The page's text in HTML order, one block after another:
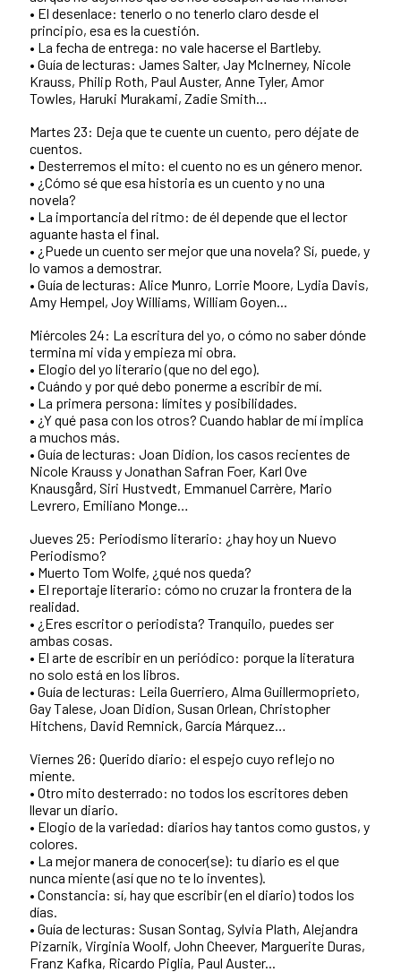
• El desenlace: tenerlo o no tenerlo claro desde el
principio, esa es la cuestión.
• La fecha de entrega: no vale hacerse el Bartleby.
• Guía de lecturas: James Salter, Jay McInerney, Nicole
Krauss, Philip Roth, Paul Auster, Anne Tyler, Amor
Towles, Haruki Murakami, Zadie Smith…
Martes 23: Deja que te cuente un cuento, pero déjate de
cuentos.
• Desterremos el mito: el cuento no es un género menor.
• ¿Cómo sé que esa historia es un cuento y no una
novela?
• La importancia del ritmo: de él depende que el lector
aguante hasta el final.
• ¿Puede un cuento ser mejor que una novela? Sí, puede, y
lo vamos a demostrar.
• Guía de lecturas: Alice Munro, Lorrie Moore, Lydia Davis,
Amy Hempel, Joy Williams, William Goyen...
Miércoles 24: La escritura del yo, o cómo no saber dónde
termina mi vida y empieza mi obra.
• Elogio del yo literario (que no del ego).
• Cuándo y por qué debo ponerme a escribir de mí.
• La primera persona: límites y posibilidades.
• ¿Y qué pasa con los otros? Cuando hablar de mí implica
a muchos más.
• Guía de lecturas: Joan Didion, los casos recientes de
Nicole Krauss y Jonathan Safran Foer, Karl Ove
Knausgård, Siri Hustvedt, Emmanuel Carrère, Mario
Levrero, Emiliano Monge…
Jueves 25: Periodismo literario: ¿hay hoy un Nuevo
Periodismo?
• Muerto Tom Wolfe, ¿qué nos queda?
• El reportaje literario: cómo no cruzar la frontera de la
realidad.
• ¿Eres escritor o periodista? Tranquilo, puedes ser
ambas cosas.
• El arte de escribir en un periódico: porque la literatura
no solo está en los libros.
• Guía de lecturas: Leila Guerriero, Alma Guillermoprieto,
Gay Talese, Joan Didion, Susan Orlean, Christopher
Hitchens, David Remnick, García Márquez…
Viernes 26: Querido diario: el espejo cuyo reflejo no
miente.
• Otro mito desterrado: no todos los escritores deben
llevar un diario.
• Elogio de la variedad: diarios hay tantos como gustos, y
colores.
• La mejor manera de conocer(se): tu diario es el que
nunca miente (así que no te lo inventes).
• Constancia: sí, hay que escribir (en el diario) todos los
días.
• Guía de lecturas: Susan Sontag, Sylvia Plath, Alejandra
Pizarnik, Virginia Woolf, John Cheever, Marguerite Duras,
Franz Kafka, Ricardo Piglia, Paul Auster...